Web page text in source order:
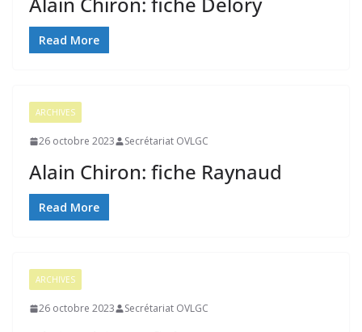
Read More
ARCHIVES
26 octobre 2023 Secrétariat OVLGC
Alain Chiron: fiche Raynaud
Read More
ARCHIVES
26 octobre 2023 Secrétariat OVLGC